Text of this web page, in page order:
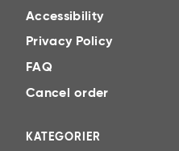
Accessibility
Privacy Policy
FAQ
Cancel order
KATEGORIER